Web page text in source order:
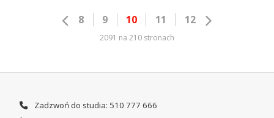
8 9 10 11 12
2091 na 210 stronach
Zadzwoń do studia: 510 777 666